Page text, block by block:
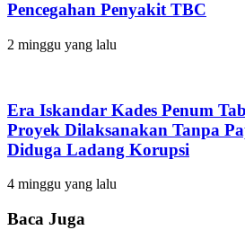
Pencegahan Penyakit TBC
2 minggu yang lalu
Era Iskandar Kades Penum
Proyek Dilaksanakan Tanpa
Diduga Ladang Korupsi
4 minggu yang lalu
Baca Juga